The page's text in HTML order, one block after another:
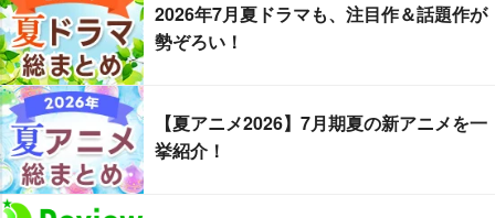
2026年7月夏ドラマも、注目作＆話題作が
勢ぞろい！
【夏アニメ2026】7月期夏の新アニメを一
挙紹介！